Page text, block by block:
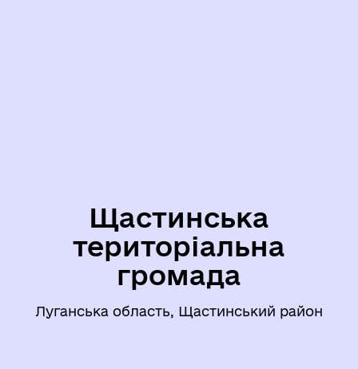
Щастинська
територіальна
громада
Луганська область, Щастинський район